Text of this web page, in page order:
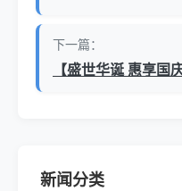
下一篇：
新闻分类